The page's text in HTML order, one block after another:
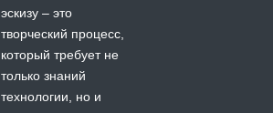
эскизу – это
творческий процесс,
который требует не
только знаний
технологии, но и